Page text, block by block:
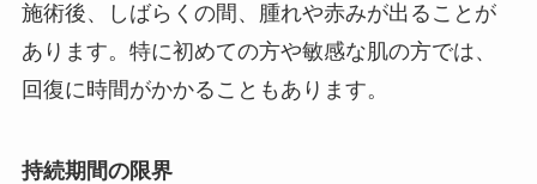
施術後、しばらくの間、腫れや赤みが出ることが
あります。特に初めての方や敏感な肌の方では、
回復に時間がかかることもあります。
持続期間の限界